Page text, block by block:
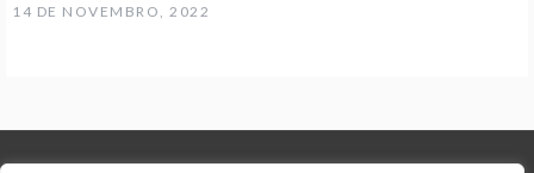
14 DE NOVEMBRO, 2022